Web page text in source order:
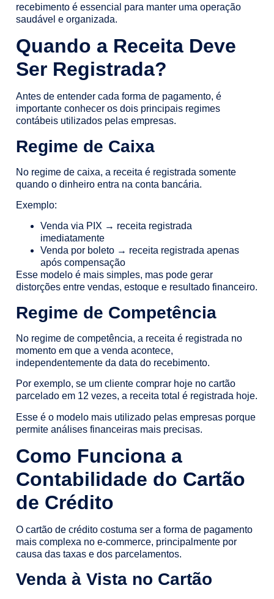
recebimento é essencial para manter uma operação
saudável e organizada.
Quando a Receita Deve
Ser Registrada?
Antes de entender cada forma de pagamento, é
importante conhecer os dois principais regimes
contábeis utilizados pelas empresas.
Regime de Caixa
No regime de caixa, a receita é registrada somente
quando o dinheiro entra na conta bancária.
Exemplo:
Venda via PIX → receita registrada
imediatamente
Venda por boleto → receita registrada apenas
após compensação
Esse modelo é mais simples, mas pode gerar
distorções entre vendas, estoque e resultado financeiro.
Regime de Competência
No regime de competência, a receita é registrada no
momento em que a venda acontece,
independentemente da data do recebimento.
Por exemplo, se um cliente comprar hoje no cartão
parcelado em 12 vezes, a receita total é registrada hoje.
Esse é o modelo mais utilizado pelas empresas porque
permite análises financeiras mais precisas.
Como Funciona a
Contabilidade do Cartão
de Crédito
O cartão de crédito costuma ser a forma de pagamento
mais complexa no e-commerce, principalmente por
causa das taxas e dos parcelamentos.
Venda à Vista no Cartão